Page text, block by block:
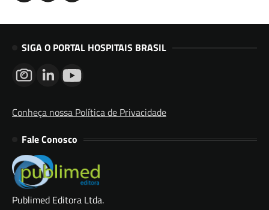
SIGA O PORTAL HOSPITAIS BRASIL
Conheça nossa Política de Privacidade
Fale Conosco
Publimed Editora Ltda.